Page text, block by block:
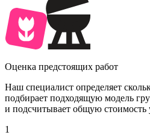
Оценка предстоящих работ
Наш специалист определяет
подбирает подходящую модель
и подсчитывает общую стоимость
1